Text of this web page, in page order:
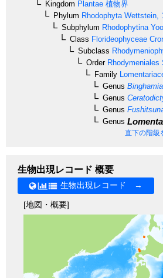
Kingdom Plantae 植物界
Phylum Rhodophyta Wettstein,
Subphylum Rhodophytina
Class Florideophyceae
Subclass
OrderRhodymeniales
Family
Genus Binghamia
Genus
Genus
Genus
直下の階級
生物出現レコード 概要
生物出現レコード →
[地図・概要]